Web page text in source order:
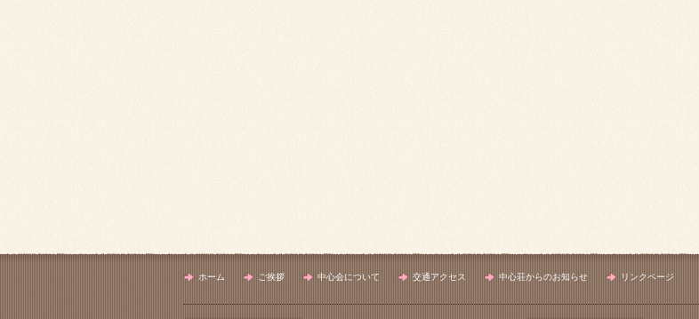
ホーム ご挨拶 中心会について 交通アクセス 中心荘からのお知らせ リンクページ